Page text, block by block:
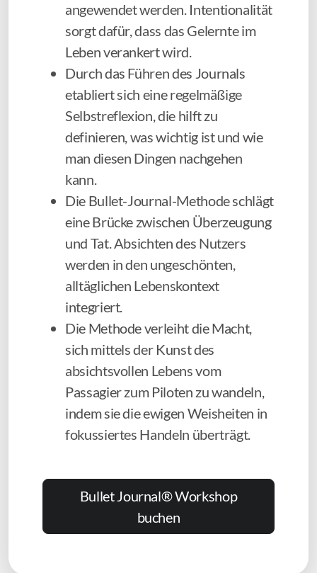
angewendet werden. Intentionalität
sorgt dafür, dass das Gelernte im
Leben verankert wird.
Durch das Führen des Journals
etabliert sich eine regelmäßige
Selbstreflexion, die hilft zu
definieren, was wichtig ist und wie
man diesen Dingen nachgehen
kann.
Die Bullet-Journal-Methode schlägt
eine Brücke zwischen Überzeugung
und Tat. Absichten des Nutzers
werden in den ungeschönten,
alltäglichen Lebenskontext
integriert.
Die Methode verleiht die Macht,
sich mittels der Kunst des
absichtsvollen Lebens vom
Passagier zum Piloten zu wandeln,
indem sie die ewigen Weisheiten in
fokussiertes Handeln überträgt.
Bullet Journal® Workshop
buchen